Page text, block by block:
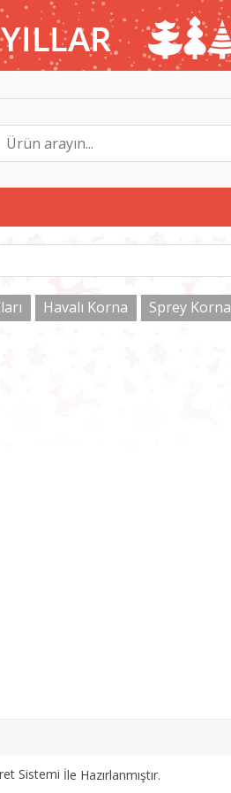
Havalı Korna Sprey Korna
Sistemi İle Hazırlanmıştır.